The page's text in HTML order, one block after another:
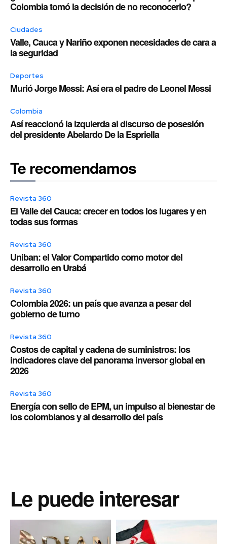
Colombia tomó la decisión de no reconocerlo?
Ciudades
Valle, Cauca y Nariño exponen necesidades de cara a
la seguridad
Deportes
Murió Jorge Messi: Así era el padre de Leonel Messi
Colombia
Así reaccionó la izquierda al discurso de posesión
del presidente Abelardo De la Espriella
Te recomendamos
Revista 360
El Valle del Cauca: crecer en todos los lugares y en
todas sus formas
Revista 360
Uniban: el Valor Compartido como motor del
desarrollo en Urabá
Revista 360
Colombia 2026: un país que avanza a pesar del
gobierno de turno
Revista 360
Costos de capital y cadena de suministros: los
indicadores clave del panorama inversor global en
2026
Revista 360
Energía con sello de EPM, un impulso al bienestar de
los colombianos y al desarrollo del país
Le puede interesar